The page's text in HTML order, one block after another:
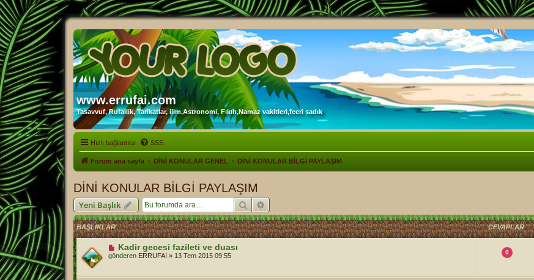
www.errufai.com
Tasavvuf, Rufailik, Tarikatlar, ilim,Astronomi, Fıkıh,Namaz vakitleri,fecri sadık
Hızlı bağlantılar SSS
Forum ana sayfa DİNİ KONULAR GENEL DİNİ KONULAR BİLGİ PAYLAŞIM
DİNİ KONULAR BİLGİ PAYLAŞIM
Yeni Başlık Ara
BAŞLIKLAR CEVAPLAR
Kadir gecesi fazileti ve duası
gönderen ERRUFAİ » 13 Tem 2015 09:55 0